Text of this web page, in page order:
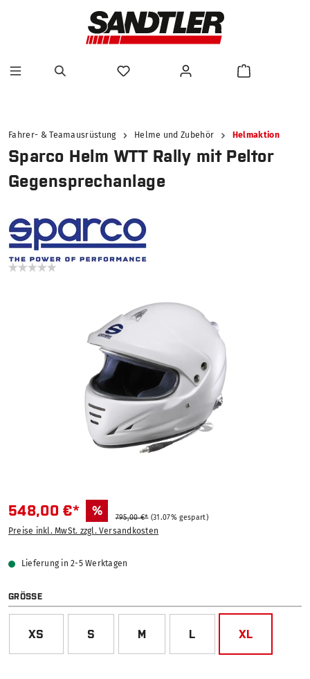
Fahrer- & Teamausrüstung Helme und Zubehör Helmaktion
Sparco Helm WTT Rally mit Peltor
Gegensprechanlage
548,00 €* % 795,00 €* (31.07% gespart)
Preise inkl. MwSt. zzgl. Versandkosten
Lieferung in 2-5 Werktagen
GRÖSSE AUSWÄHLEN
XS S M L XL